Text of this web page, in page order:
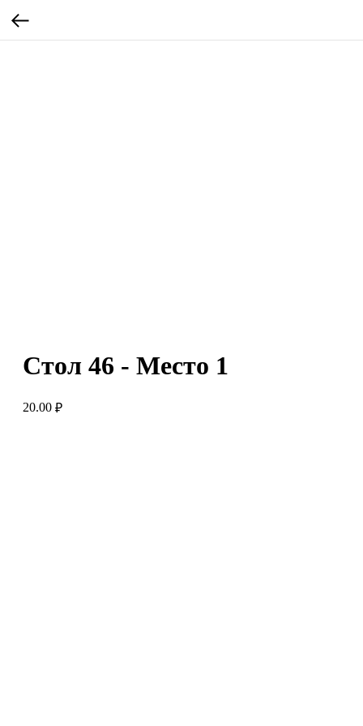
Стол 46 - Место 1
20.00 ₽